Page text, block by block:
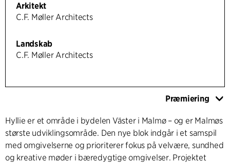
Arkitekt
C.F. Møller Architects
Landskab
C.F. Møller Architects
Præmiering
Hyllie er et område i bydelen Väster i Malmø – og er Malmøs
største udviklingsområde. Den nye blok indgår i et samspil
med omgivelserne og prioriterer fokus på velvære, sundhed
og kreative møder i bæredygtige omgivelser. Projektet